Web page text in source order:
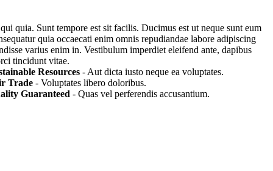
quia. Sunt tempore est sit facilis. Ducimus est ut neque sunt eum
quia occaecati enim omnis repudiandae labore adipiscing
varius enim in. Vestibulum imperdiet eleifend ante, dapibus
tincidunt vitae.
Resources - Aut dicta iusto neque ea voluptates.
Trade - Voluptates libero doloribus.
Guaranteed - Quas vel perferendis accusantium.